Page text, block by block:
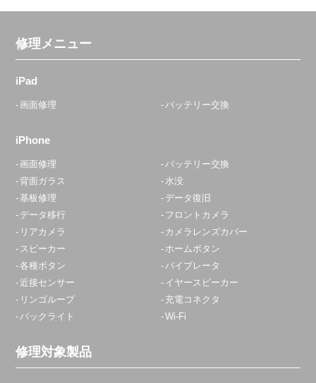
修理メニュー
iPad
画面修理 バッテリー交換
iPhone
画面修理
バッテリー交換
背面ガラス
水没
基板修理
データ復旧
データ移行
フロントカメラ
リアカメラ
カメラレンズカバー
スピーカー
ホームボタン
各種ボタン
バイブレータ
近接センサー
イヤースピーカー
リンゴループ
充電コネクタ
バックライト
Wi-Fi
修理対象製品